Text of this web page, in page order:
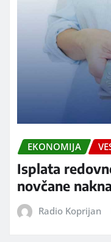
EKONOMIJA
Isplata
novčane
Radio Koprijan